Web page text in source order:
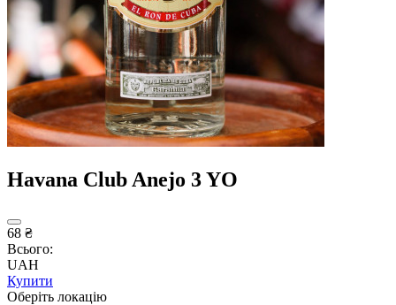
Havana Club Anejo 3 YO
68 ₴
Всього:
UAH
Купити
Оберіть локацію